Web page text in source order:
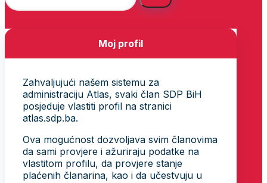
Moj profil
Zahvaljujući našem sistemu za
administraciju Atlas, svaki član SDP BiH
posjeduje vlastiti profil na stranici
atlas.sdp.ba.
Ova mogućnost dozvoljava svim članovima
da sami provjere i ažuriraju podatke na
vlastitom profilu, da provjere stanje
plaćenih članarina, kao i da učestvuju u